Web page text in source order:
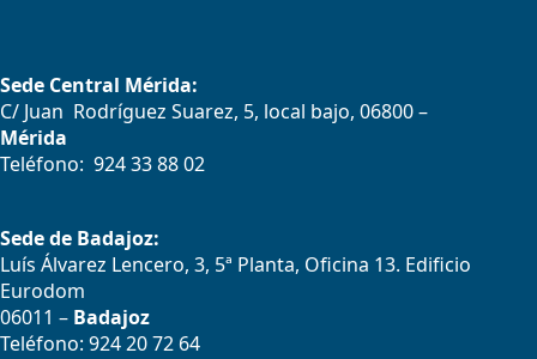
Sede Central Mérida:
C/ Juan Rodríguez Suarez, 5, local bajo, 06800 –
Mérida
Teléfono: 924 33 88 02
Sede de Badajoz:
Luís Álvarez Lencero, 3, 5ª Planta, Oficina 13. Edificio
Eurodom
06011 – Badajoz
Teléfono: 924 20 72 64